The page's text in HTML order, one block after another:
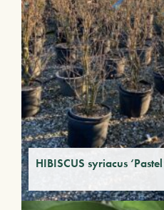
HIBISCUS syriacus ‘Pastel